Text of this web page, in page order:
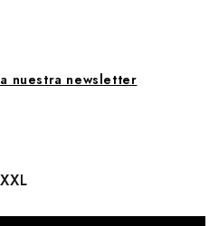
nuestra newsletter
XXL